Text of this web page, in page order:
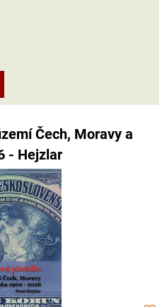
Čech, Moravy a
- Hejzlar